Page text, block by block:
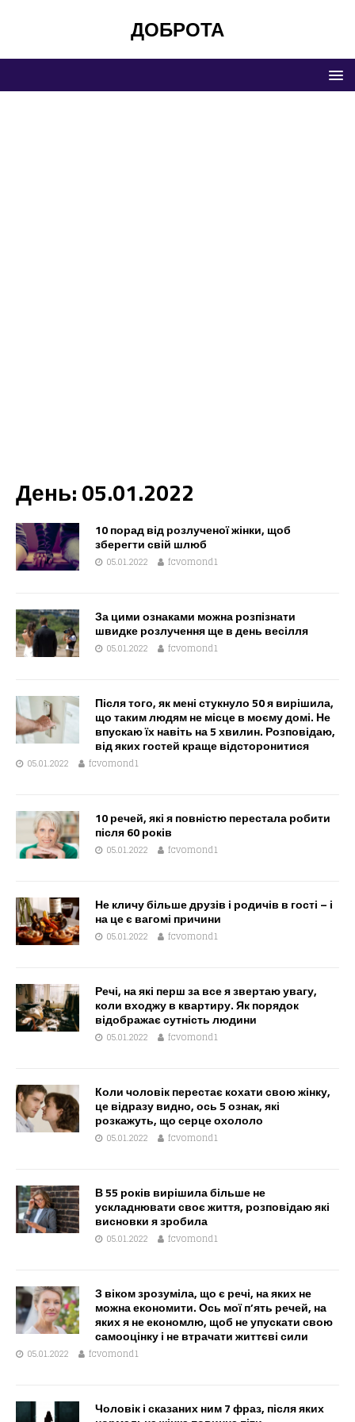
ДОБРОТА
День:05.01.2022
10 порад від розлученої жінки, щоб
зберегти свій шлюб
05.01.2022 fcvomond1
За цими ознаками можна розпізнати
швидке розлучення ще в день весілля
05.01.2022 fcvomond1
Після того, як мені стукнуло 50 я вирішила,
що таким людям не місце в моєму домі. Не
впускаю їх навіть на 5 хвилин. Розповідаю,
від яких гостей краще відсторонитися
05.01.2022 fcvomond1
10 речей, які я повністю перестала робити
після 60 років
05.01.2022 fcvomond1
Не кличу більше друзів і родичів в гості – і
на це є вагомі причини
05.01.2022 fcvomond1
Речі, на які перш за все я звертаю увагу,
коли входжу в квартиру. Як порядок
відображає сутність людини
05.01.2022 fcvomond1
Коли чоловік перестає кохати свою жінку,
це відразу видно, ось 5 ознак, які
розкажуть, що серце охололо
05.01.2022 fcvomond1
В 55 років вирішила більше не
ускладнювати своє життя, розповідаю які
висновки я зробила
05.01.2022 fcvomond1
З віком зрозуміла, що є речі, на яких не
можна економити. Ось мої п’ять речей, на
яких я не економлю, щоб не упускати свою
самооцінку і не втрачати життєві сили
05.01.2022 fcvomond1
Чоловік і сказаних ним 7 фраз, після яких